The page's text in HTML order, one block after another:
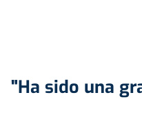
"Ha sido una